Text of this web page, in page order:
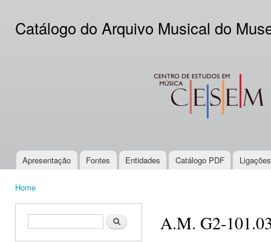
Catálogo do Arquivo Musical do
CESEM
Main menu
Apresentação Fontes Entidades Catálogo PDF
Home
Search form Search A.M. G2-